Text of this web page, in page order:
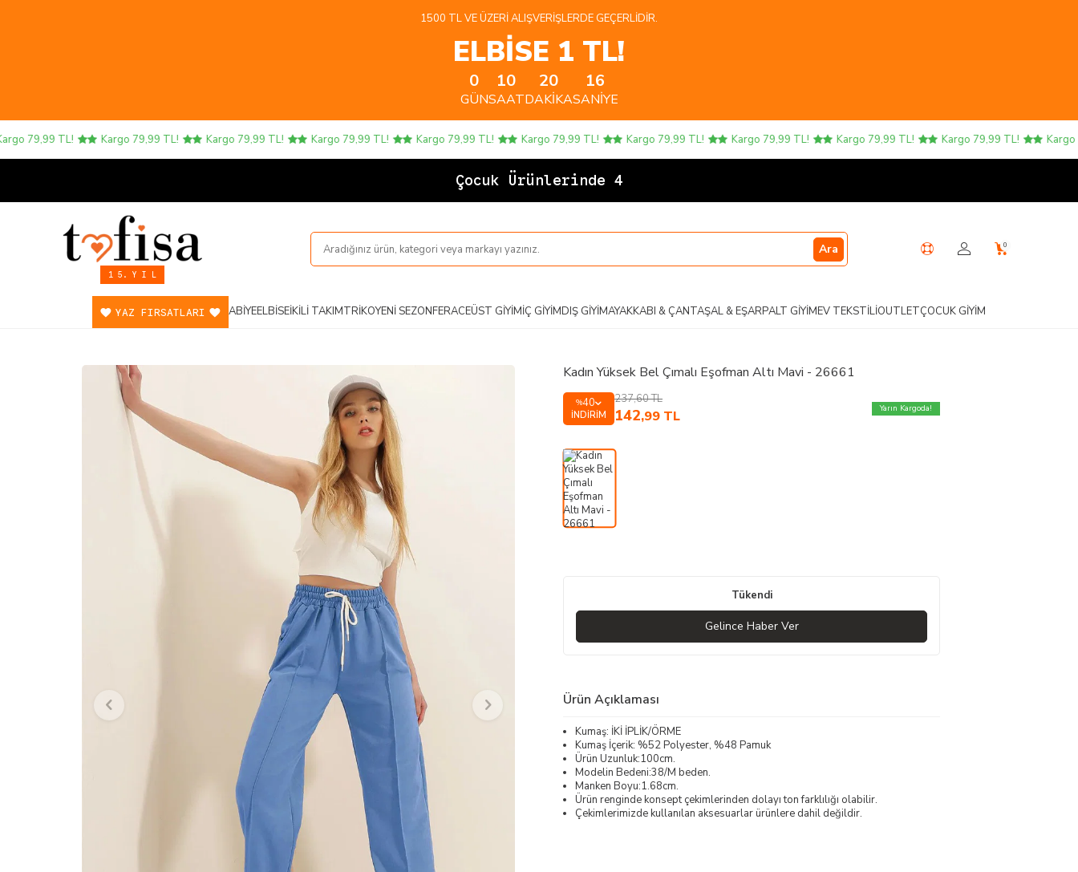
1500 TL VE ÜZERI ALIŞVERIŞLERDE GEÇERLIDIR.
ELBİSE 1 TL!
0
GÜN
10
SAAT
20
DAKIKA
15
SANIYE
79,99 TL! Kargo 79,99 TL! Kargo 79,99 TL! Kargo 79,99 TL! Kargo 79,99 TL! Kargo 79,99 TL! Kargo 79,99 TL! Kargo 79,99 TL! Kargo 79,99 TL! Kargo 79,99 TL! Kargo
Çocuk Ürünlerinde 4 AL 3
1 5. Y I L
Ara 0
YAZ FIRSATLARI ABIYEELBISEİKILI TAKIMTRIKOYENI SEZONFERACEÜST GIYIMİÇ GIYIMDIŞ GIYIMAYAKKABI & ÇANTAŞAL & EŞARPALT GIYIMEV TEKSTILIOUTLETÇOCUK GIYIM
Kadın Yüksek Bel Çımalı Eşofman Altı Mavi - 26661
%40
İNDIRIM
237,60TL
142,99 TL Yarın Kargoda!
Tükendi
Gelince Haber Ver
Ürün Açıklaması
Kumaş: İKİ İPLİK/ÖRME
Kumaş İçerik: %52 Polyester, %48 Pamuk
Ürün Uzunluk:100cm.
Modelin Bedeni:38/M beden.
Manken Boyu:1.68cm.
Ürün renginde konsept çekimlerinden dolayı ton farklılığı olabilir.
Çekimlerimizde kullanılan aksesuarlar ürünlere dahil değildir.